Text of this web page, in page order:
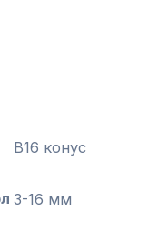
B16 конус
3-16 мм